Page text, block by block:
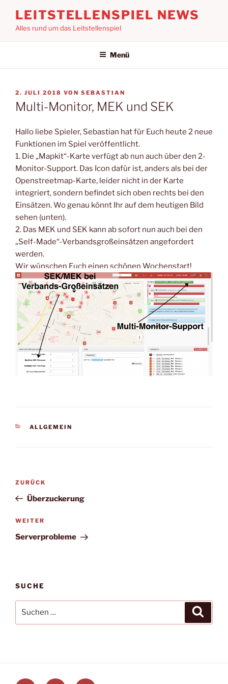
Inhalt
springen
LEITSTELLENSPIEL NEWS
Alles rund um das Leitstellenspiel
Menü
VERÖFFENTLICHT
AM
2. JULI 2018 VON SEBASTIAN
Multi-Monitor, MEK und SEK
Hallo liebe Spieler, Sebastian hat für Euch heute 2 neue
Funktionen im Spiel veröffentlicht.
1. Die „Mapkit“-Karte verfügt ab nun auch über den 2-
Monitor-Support. Das Icon dafür ist, anders als bei der
Openstreetmap-Karte, leider nicht in der Karte
integriert, sondern befindet sich oben rechts bei den
Einsätzen. Wo genau könnt Ihr auf dem heutigen Bild
sehen (unten).
2. Das MEK und SEK kann ab sofort nun auch bei den
„Self-Made“-Verbandsgroßeinsätzen angefordert
werden.
Wir wünschen Euch einen schönen Wochenstart!
KATEGORIEN
ALLGEMEIN
Beitragsnavigation
Vorheriger
Beitrag
ZURÜCK
Überzuckerung
Nächster
Beitrag
WEITER
Serverprobleme
SUCHE
nach: